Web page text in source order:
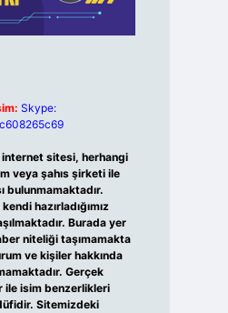
Skype:
internet sitesi, herhangi
veya şahıs şirketi ile
bulunmamaktadır.
hazırladığımız
Burada yer
niteliği taşımamakta
ve kişiler hakkında
Gerçek
ile isim benzerlikleri
Sitemizdeki